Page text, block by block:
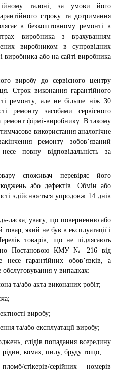
талоні, за умови його
строку та дотримання
в безкоштовному ремонті в
виробника з врахуванням
виробником в супровідних
виробника або на сайті виробника
виробу до сервісного центру
Строк виконання гарантійного
ремонту, але не більше ніж 30
ремонту засобами сервісного
фірмі-виробнику. В такому
використання аналогічне
ремонту зобов’язаний
повну відповідальність за
споживач перевіряє його
або дефектів. Обмін або
здійснюється упродовж 14 днів
ласка, увагу, що поверненню або
який не був в експлуатації і
товарів, що не підлягають
Постановою КМУ № 216 від
гарантійних обов’язків, а
обслуговування у випадках:
та/або акта виконаних робіт;
виробу;
та/або експлуатації виробу;
слідів попадання всередину
рідин, комах, пилу, бруду тощо;
стікерів/серійних номерів